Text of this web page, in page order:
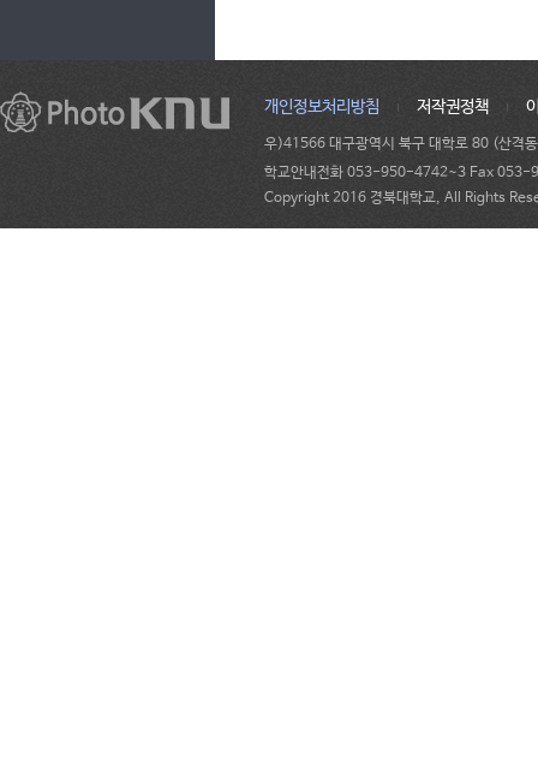
개인정보처리방침 저작권정책
우)41566 대구광역시 북구 대학로 80 (산격
학교안내전화 053-950-4742~3 Fax
Copyright 2016 경북대학교, All Rights